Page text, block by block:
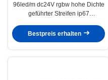
96led/m dc24V rgbw hohe Dichte
geführter Streifen ip67
Bestpreis erhalten